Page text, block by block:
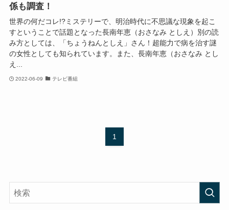
係も調査！
世界の何だコレ!?ミステリーで、明治時代に不思議な現象を起こ
すということで話題となった長南年恵（おさなみ としえ）別の読
み方としては、「ちょうねんとしえ」さん！超能力で病を治す謎
の女性としても知られています。また、長南年恵（おさなみ とし
え...
2022-06-09 テレビ番組
1